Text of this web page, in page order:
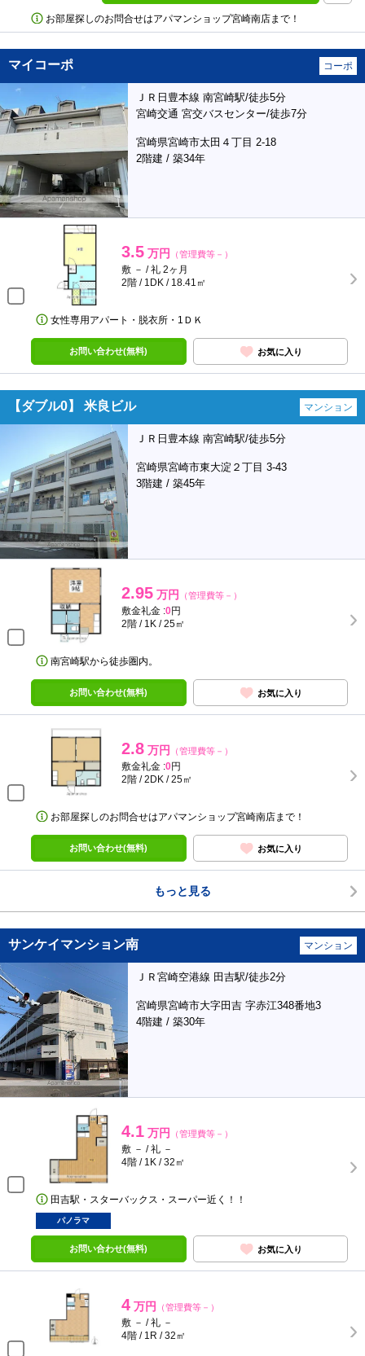
お部屋探しのお問合せはアパマンショップ宮崎南店まで！
マイコーポ コーポ
ＪＲ日豊本線 南宮崎駅/徒歩5分
宮崎交通 宮交バスセンター/徒歩7分
宮崎県宮崎市太田４丁目 2-18
2階建 / 築34年
3.5 万円 （管理費等－）
敷 － / 礼 2ヶ月
2階 / 1DK / 18.41㎡
女性専用アパート・脱衣所・1ＤＫ
お問い合わせ(無料) お気に入り
【ダブル0】 米良ビル マンション
ＪＲ日豊本線 南宮崎駅/徒歩5分
宮崎県宮崎市東大淀２丁目 3-43
3階建 / 築45年
2.95 万円 （管理費等－）
敷金礼金 :0円
2階 / 1K / 25㎡
南宮崎駅から徒歩圏内。
お問い合わせ(無料) お気に入り
2.8 万円 （管理費等－）
敷金礼金 :0円
2階 / 2DK / 25㎡
お部屋探しのお問合せはアパマンショップ宮崎南店まで！
お問い合わせ(無料) お気に入り
もっと見る
サンケイマンション南 マンション
ＪＲ宮崎空港線 田吉駅/徒歩2分
宮崎県宮崎市大字田吉 字赤江348番地3
4階建 / 築30年
4.1 万円 （管理費等－）
敷 － / 礼 －
4階 / 1K / 32㎡
田吉駅・スターバックス・スーパー近く！！
パノラマ
お問い合わせ(無料) お気に入り
4 万円 （管理費等－）
敷 － / 礼 －
4階 / 1R / 32㎡